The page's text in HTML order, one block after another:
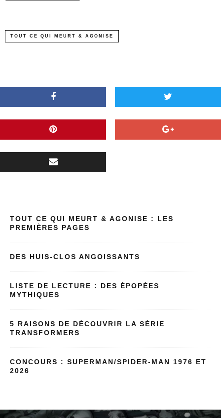
TOUT CE QUI MEURT & AGONISE
TOUT CE QUI MEURT & AGONISE : LES
PREMIÈRES PAGES
DES HUIS-CLOS ANGOISSANTS
LISTE DE LECTURE : DES ÉPOPÉES
MYTHIQUES
5 RAISONS DE DÉCOUVRIR LA SÉRIE
TRANSFORMERS
CONCOURS : SUPERMAN/SPIDER-MAN 1976 ET
2026